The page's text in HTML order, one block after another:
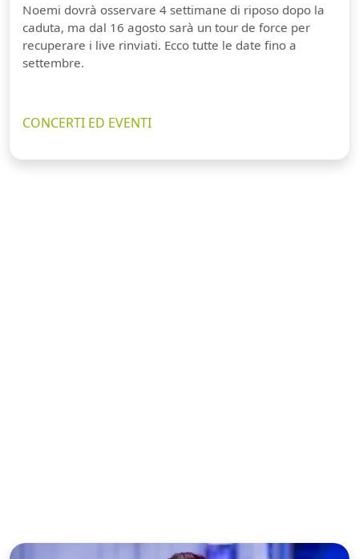
Noemi dovrà osservare 4 settimane di riposo dopo la
caduta, ma dal 16 agosto sarà un tour de force per
recuperare i live rinviati. Ecco tutte le date fino a
settembre.
CONCERTI ED EVENTI